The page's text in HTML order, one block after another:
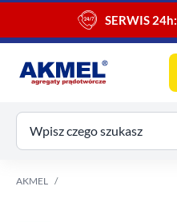
SERWIS 24h:
koszyk
Wpisz czego szukasz
AKMEL